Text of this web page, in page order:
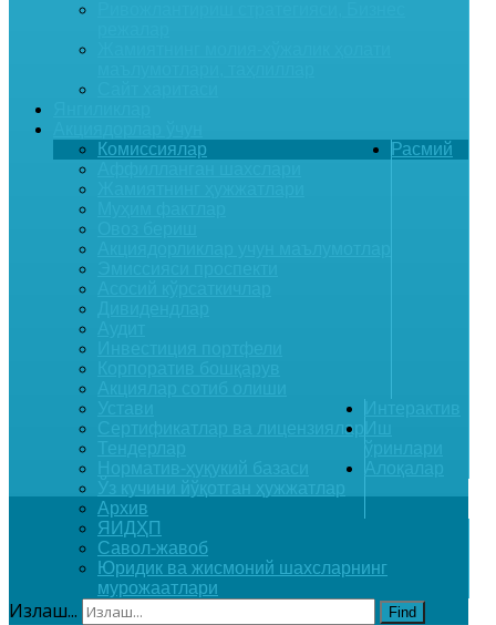
Комиссиялар
Расмий
Сертификатлар ва лицензиялар
Архив
ЯИДҲП
Савол-жавоб
Юридик ва жисмоний шахсларнинг
мурожаатлари
Излаш... Find